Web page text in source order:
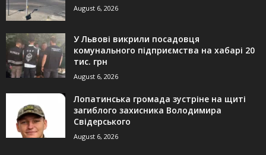
August 6, 2026
У Львові викрили посадовця
комунального підприємства на хабарі 20
тис. грн
August 6, 2026
Лопатинська громада зустріне на щиті
загиблого захисника Володимира
Свідерського
August 6, 2026